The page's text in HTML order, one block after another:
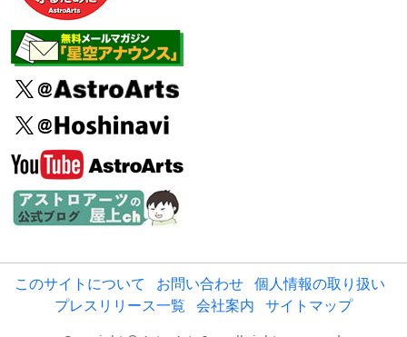
このサイトについて お問い合わせ 個人情報の取り扱い
プレスリリース一覧 会社案内 サイトマップ